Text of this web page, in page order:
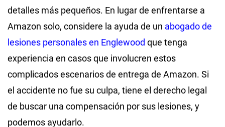
detalles más pequeños. En lugar de enfrentarse a
Amazon solo, considere la ayuda de un abogado de
lesiones personales en Englewood que tenga
experiencia en casos que involucren estos
complicados escenarios de entrega de Amazon. Si
el accidente no fue su culpa, tiene el derecho legal
de buscar una compensación por sus lesiones, y
podemos ayudarlo.